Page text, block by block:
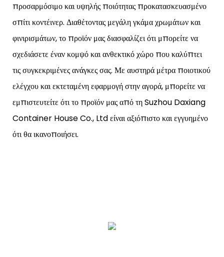
προσαρμόσιμο και υψηλής ποιότητας προκατασκευασμένο
σπίτι κοντέινερ. Διαθέτοντας μεγάλη γκάμα χρωμάτων και
φινιρισμάτων, το προϊόν μας διασφαλίζει ότι μπορείτε να
σχεδιάσετε έναν κομψό και ανθεκτικό χώρο που καλύπτει
τις συγκεκριμένες ανάγκες σας. Με αυστηρά μέτρα ποιοτικού
ελέγχου και εκτεταμένη εφαρμογή στην αγορά, μπορείτε να
εμπιστευτείτε ότι το προϊόν μας από τη Suzhou Daxiang
Container House Co., Ltd είναι αξιόπιστο και εγγυημένο
ότι θα ικανοποιήσει.